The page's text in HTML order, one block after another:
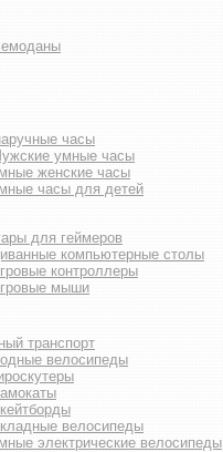
часы
умные часы
женские часы
часы для детей
для геймеров
компьютерные столы
контроллеры
мыши
транспорт
велосипеды
велосипеды
электрические велосипеды